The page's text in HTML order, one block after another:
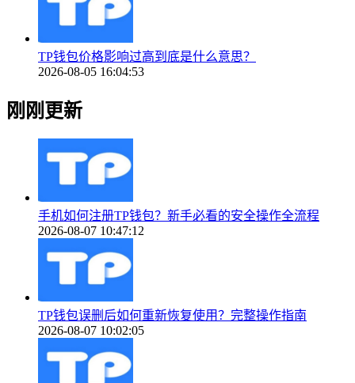
TP钱包价格影响过高到底是什么意思？
2026-08-05 16:04:53
刚刚更新
手机如何注册TP钱包？新手必看的安全操作全流程
2026-08-07 10:47:12
TP钱包误删后如何重新恢复使用？完整操作指南
2026-08-07 10:02:05